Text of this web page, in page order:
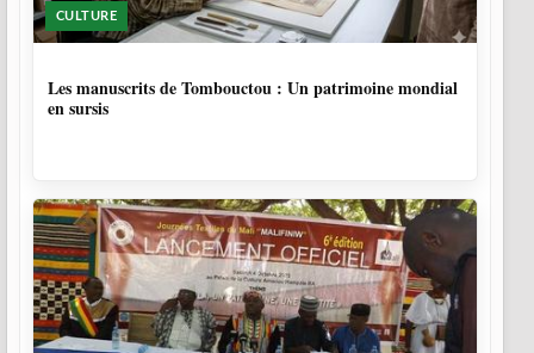
CULTURE
Les manuscrits de Tombouctou : Un patrimoine mondial
en sursis